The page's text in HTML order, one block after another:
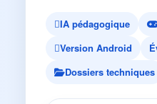
IA pédagogique
Version Android
Dossiers techniques